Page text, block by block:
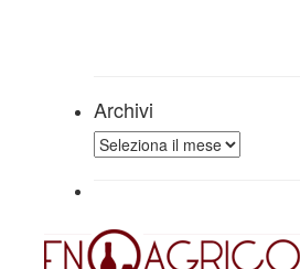
Archivi
Archivi